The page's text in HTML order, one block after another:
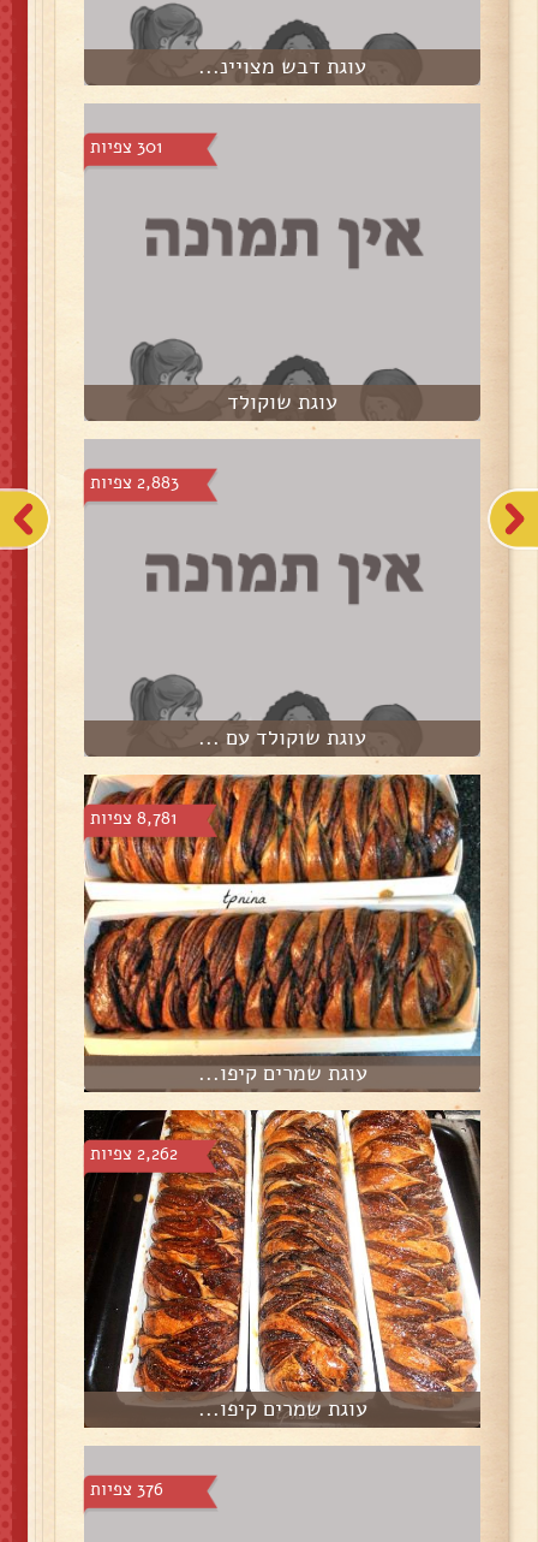
עוגת דבש מצויינ...
301 צפיות
עוגת שוקולד
2,883 צפיות
עוגת שוקולד עם ...
8,781 צפיות
עוגת שמרים קיפו...
2,262 צפיות
עוגת שמרים קיפו...
376 צפיות